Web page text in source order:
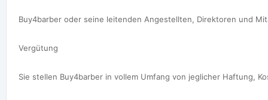
Buy4barber oder seine leitenden Angestellten, Direktoren und
Vergütung
Sie stellen Buy4barber in vollem Umfang von jeglicher Haftung,